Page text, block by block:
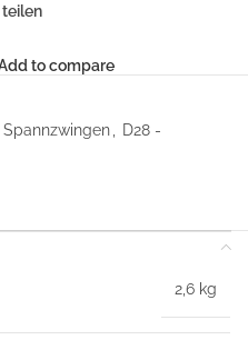
to compare
Spannzwingen
D28 -
2,6 kg